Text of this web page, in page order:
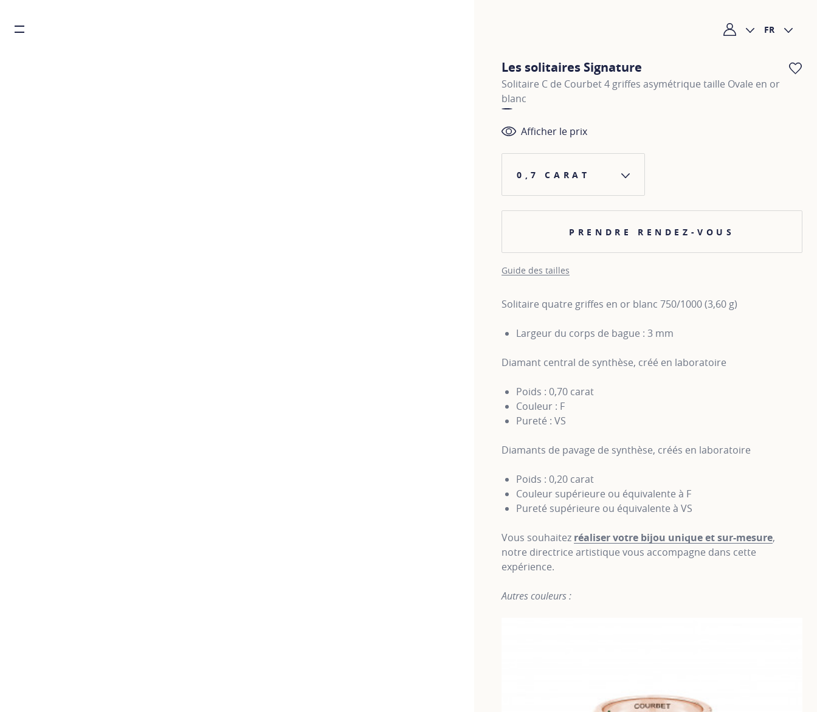
Burger toggle menu Mon compte
FR
Les solitaires Signature
Solitaire C de Courbet 4 griffes asymétrique taille Ovale en or
blanc
Afficher le prix
0,7 CARAT
PRENDRE RENDEZ-VOUS
Guide des tailles
Solitaire quatre griffes en or blanc 750/1000 (3,60 g)
Largeur du corps de bague : 3 mm
Diamant central de synthèse, créé en laboratoire
Poids : 0,70 carat
Couleur : F
Pureté : VS
Diamants de pavage de synthèse, créés en laboratoire
Poids : 0,20 carat
Couleur supérieure ou équivalente à F
Pureté supérieure ou équivalente à VS
Vous souhaitez réaliser votre bijou unique et sur-mesure,
notre directrice artistique vous accompagne dans cette
expérience.
Autres couleurs :